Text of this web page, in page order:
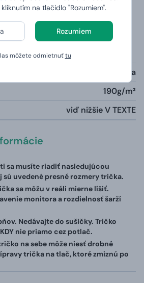
na tlačidlo "Rozumiem".
Rozumiem
môžete odmietnuťtu
čiastočne česaná prstencová
priekrčník s 5 % elastanu
85% bavlna, 15% viskóza
190g/m²
viď nižšie V TEXTE
sa musíte riadiť nasledujúcou
uvedené presné rozmery trička.
sa môžu v reáli mierne líšiť.
monitora a rozdielnosť šarží
Nedávajte do sušičky. Tričko
nie priamo cez potlač.
na sebe môže niesť drobné
trička na tlač, ktoré zmiznú po